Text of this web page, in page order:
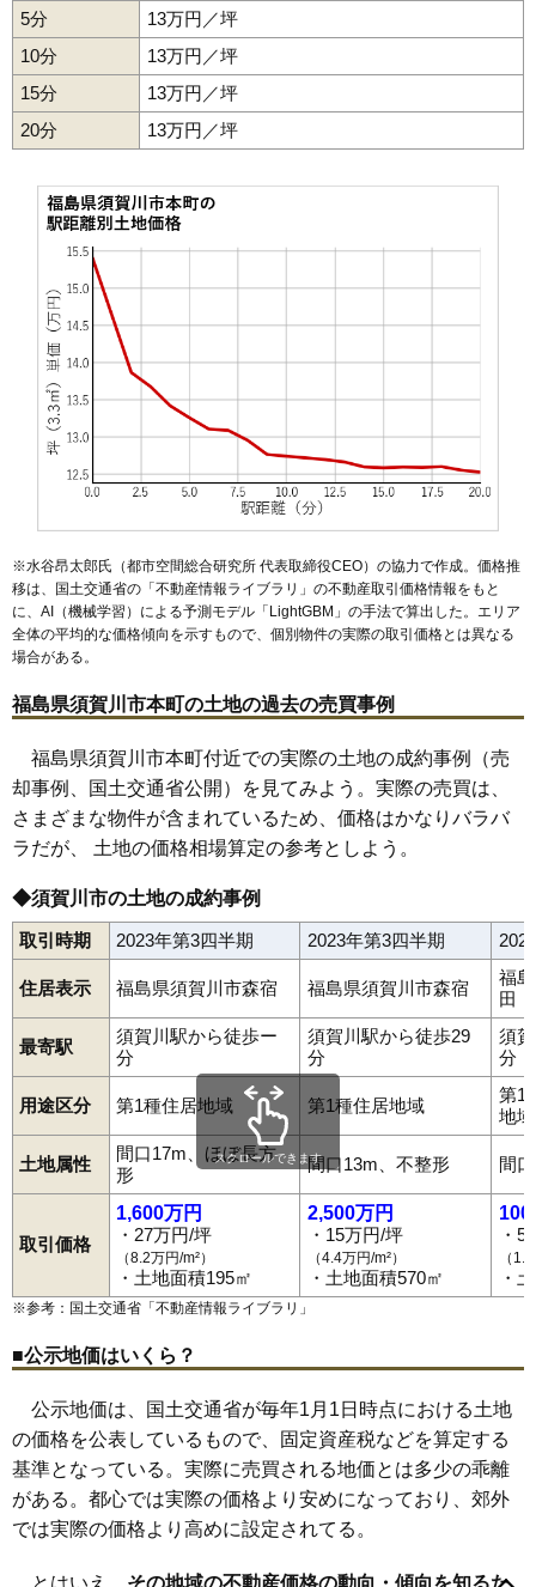
38 館取町
39 八幡山
40 宮の杜
41 稲荷町
43 花岡
44 中山
46
47 大袋町
48 芹沢町
49 桜岡 7.6万円 638万円
50 和田 7.1万円 721万円
あおば町 6.7万円 562万円
5.9万円
堤 4.5万円 305万円 14.4%
55 岩渕 4.0万円 309万円 -4.0%
56
58 雨田 2.7万円 321万円 -7.8%
59 松塚 2.4万円 162万円 -8.8%
60 木之崎 2.4万円 248万円 -16.7%
61 越久 2.2万円 267万円 -15.4%
62 大桑原 2.1万円 317万円
63 長沼 2.1万円
64 今泉 1.9万円 276万円 -18.4%
65 堀込 1.7万円 318万円 -17.5%
66 吉美根 1.5万円 366万円 -7.5%
江花 1.3万円 199万円 51.0%
江持 -20.6%
5分
13万円／坪
10分
13万円／坪
15分
13万円／坪
20分
13万円／坪
※水谷昂太郎氏（都市空間総合研究所 代表取締役CEO）の協力で作成。価格推
移は、国土交通省の「不動産情報ライブラリ 」の不動産取引価格情報をもと
に、AI（機械学習）による予測モデル「LightGBM」の手法で算出した。エリア
全体の平均的な価格傾向を示すもので、個別物件の実際の取引価格とは異なる
場合がある。
福島県須賀川市本町の土地の過去の売買事例
福島県須賀川市本町付近での実際の土地の成約事例（売
却事例、国土交通省公開）を見てみよう。実際の売買は、
さまざまな物件が含まれているため、価格はかなりバラバ
ラだが、 土地の価格相場算定の参考としよう。
◆須賀川市の土地の成約事例
取引時期 2023年第3四半期 2023年第3四半期
住居表示 福島県須賀川市森宿 福島県須賀川市森宿
福
田
最寄駅
須賀川駅から徒歩ー
分
須賀川駅から徒歩29
分
須
分
用途区分 第1種住居地域 第1種住居地域
第1
地域
土地属性
間口17m、ほぼ長方
形
間口13m、不整形 間
取引価格
1,600万円
・27万円/坪
（8.2万円/m²）
・土地面積195㎡
2,500万円
・15万円/坪
（4.4万円/m²）
・土地面積570㎡
100
・
（
・
スクロールできます
※参考：国土交通省「不動産情報ライブラリ 」
■公示地価はいくら？
公示地価は、国土交通省が毎年1月1日時点における土地
の価格を公表しているもので、固定資産税などを算定する
基準となっている。実際に売買される地価とは多少の乖離
がある。都心では実際の価格より安めになっており、郊外
では実際の価格より高めに設定されてる。
とはいえ、 その地域の不動産価格の動向・傾向を知るた
江花 江持 大桑原 大袋町 大町 岡東町
越久